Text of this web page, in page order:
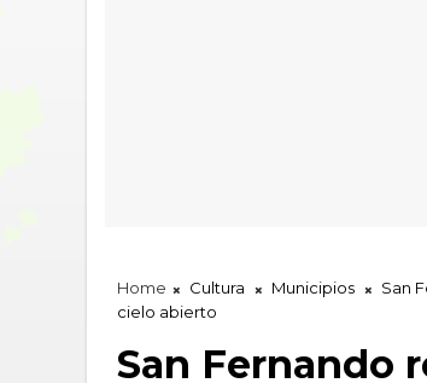
Home Cultura Municipios San
cielo abierto
San Fernando